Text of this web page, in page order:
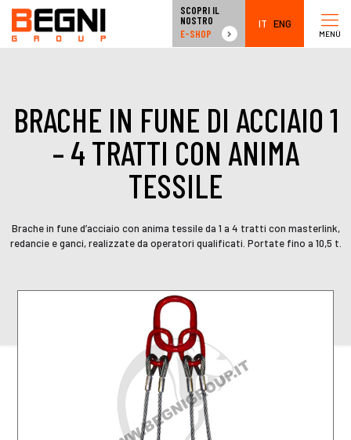
MENÙ
SCOPRI IL
NOSTRO
E-SHOP
IT ENG
BRACHE IN FUNE DI ACCIAIO 1
– 4 TRATTI CON ANIMA
TESSILE
Brache in fune d’acciaio con anima tessile da 1 a 4 tratti con masterlink,
redancie e ganci, realizzate da operatori qualificati. Portate fino a 10,5 t.